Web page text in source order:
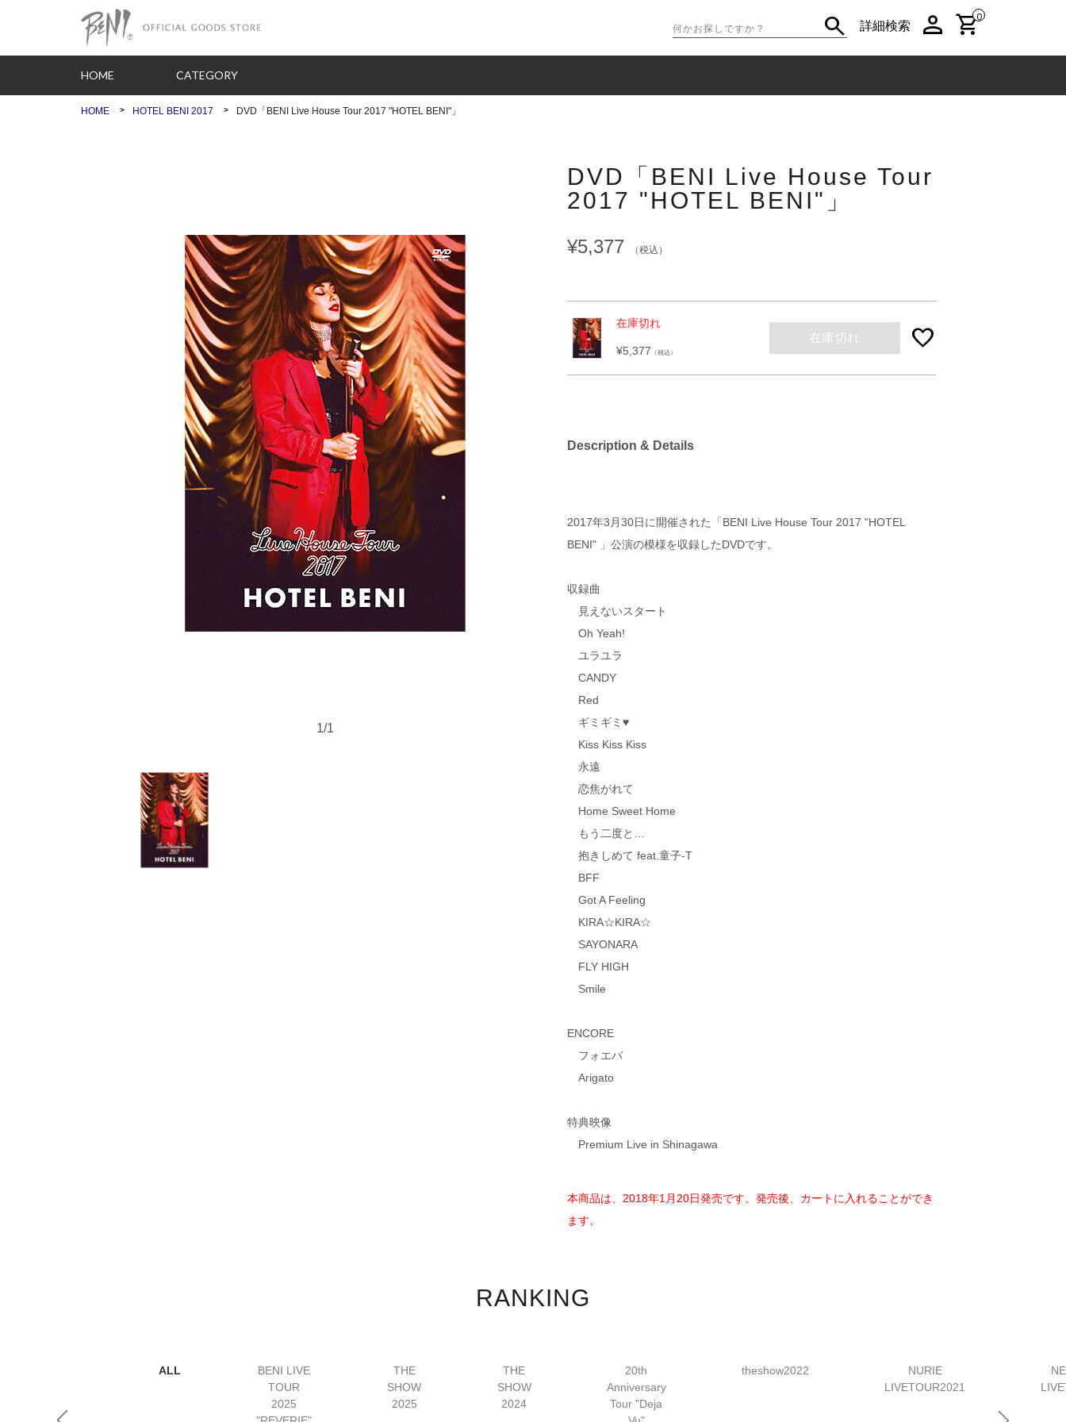
search 詳細検索 person shopping_cart0
HOME CATEGORY
HOME HOTEL BENI 2017 DVD「BENI Live House Tour 2017 "HOTEL BENI"」
1/1
DVD「BENI Live House Tour
2017 "HOTEL BENI"」
¥5,377 （税込）
在庫切れ
¥5,377 （税込）
在庫切れ favorite
Description & Details
2017年3月30日に開催された「BENI Live House Tour 2017 "HOTEL
BENI" 」公演の模様を収録したDVDです。
収録曲
見えないスタート
Oh Yeah!
ユラユラ
CANDY
Red
ギミギミ♥
Kiss Kiss Kiss
永遠
恋焦がれて
Home Sweet Home
もう二度と…
抱きしめて feat.童子-T
BFF
Got A Feeling
KIRA☆KIRA☆
SAYONARA
FLY HIGH
Smile
ENCORE
フォエバ
Arigato
特典映像
Premium Live in Shinagawa
本商品は、2018年1月20日発売です。発売後、カートに入れることができ
ます。
RANKING
ALL
BENI LIVE
TOUR
2025
THE
SHOW
2025
THE
SHOW
2024
20th
Anniversary
Tour "Deja
theshow2022
NURIE
LIVETOUR2021